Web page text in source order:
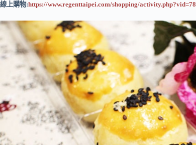
線上購物:https://www.regenttaipei.com/shopping/activity.php?vid=78